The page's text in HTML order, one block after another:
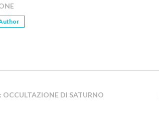
OCCULTAZIONE DI SATURNO